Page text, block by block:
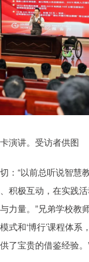
演讲。受访者供图
：“以前总听说智慧
积极互动，在实践
力量。”兄弟学校教
式和‘博行’课程体
了宝贵的借鉴经验。